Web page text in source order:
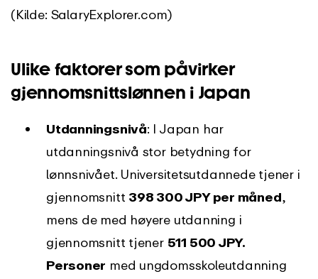
(Kilde: SalaryExplorer.com)
Ulike faktorer som påvirker
gjennomsnittslønnen i Japan
Utdanningsnivå: I Japan har
utdanningsnivå stor betydning for
lønnsnivået. Universitetsutdannede tjener i
gjennomsnitt 398 300 JPY per måned,
mens de med høyere utdanning i
gjennomsnitt tjener 511 500 JPY.
Personer med ungdomsskoleutdanning